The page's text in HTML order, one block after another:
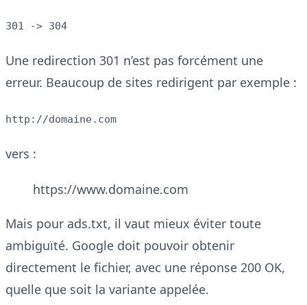
301 -> 304
Une redirection 301 n’est pas forcément une
erreur. Beaucoup de sites redirigent par exemple :
http://domaine.com
vers :
https://www.domaine.com
Mais pour ads.txt, il vaut mieux éviter toute
ambiguïté. Google doit pouvoir obtenir
directement le fichier, avec une réponse 200 OK,
quelle que soit la variante appelée.